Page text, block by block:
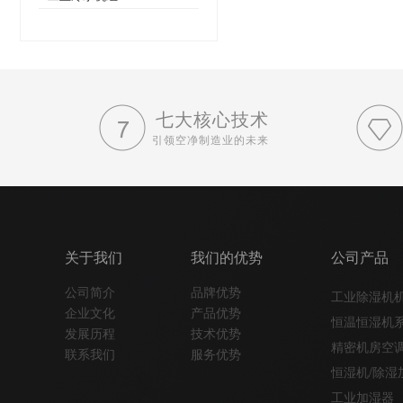
七大核心技术
引领空净制造业的未来
关于我们
公司简介
企业文化
发展历程
联系我们
我们的优势
品牌优势
产品优势
技术优势
服务优势
公司产品
工业除湿机
恒温恒湿机
精密机房空
恒湿机/除湿
工业加湿器